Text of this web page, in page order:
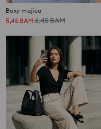
Boxy majica
5,45 BAM 6,45BAM